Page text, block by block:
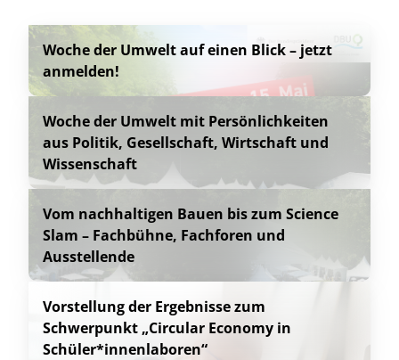
Woche der Umwelt auf einen Blick – jetzt
anmelden!
Woche der Umwelt mit Persönlichkeiten
aus Politik, Gesellschaft, Wirtschaft und
Wissenschaft
Vom nachhaltigen Bauen bis zum Science
Slam – Fachbühne, Fachforen und
Ausstellende
Vorstellung der Ergebnisse zum
Schwerpunkt „Circular Economy in
Schüler*innenlaboren“